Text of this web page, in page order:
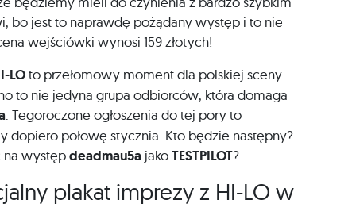
bo jest to naprawdę pożądany występ i to nie
wejściówki wynosi 159 złotych!
LOto przełomowy moment dla polskiej sceny
to nie jedyna grupa odbiorców, która domaga
. Tegoroczone ogłoszenia do tej pory to
dopiero połowę stycznia. Kto będzie następny?
na występdeadmau5a jakoTESTPILOT?
plakat imprezy z HI-LO w